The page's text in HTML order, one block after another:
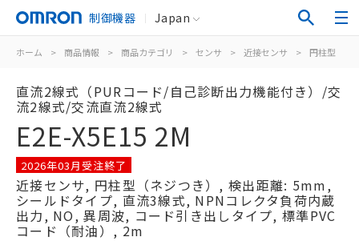
制御機器 Japan
ホーム > 商品情報 > 商品カテゴリ > センサ > 近接センサ > 円柱型
直流2線式（PURコード/自己診断出力機能付き）/交
流2線式/交流直流2線式
E2E-X5E15 2M
2026年03月受注終了
近接センサ, 円柱型（ネジつき）, 検出距離: 5mm,
シールドタイプ, 直流3線式, NPNコレクタ負荷内蔵
出力, NO, 異周波, コード引き出しタイプ, 標準PVC
コード（耐油）, 2m